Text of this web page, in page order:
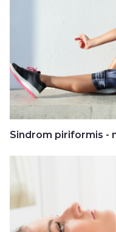
Sindrom piriformis -